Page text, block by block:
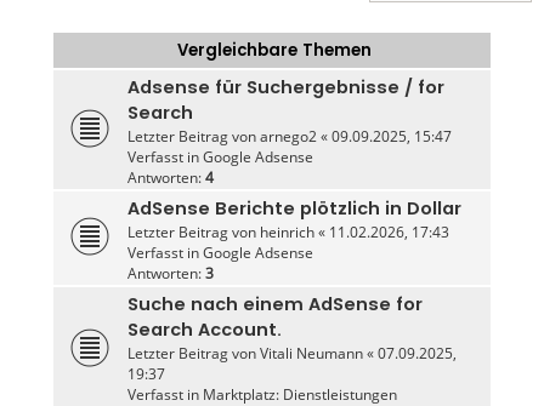
Vergleichbare Themen
Adsense für Suchergebnisse / for
Search
Letzter Beitrag vonarnego2«09.09.2025, 15:47
Verfasst inGoogle Adsense
Antworten:4
AdSense Berichte plötzlich in Dollar
Letzter Beitrag von heinrich« 11.02.2026, 17:43
Verfasst inGoogle Adsense
Antworten:3
Suche nach einem AdSense for
Search Account.
Letzter Beitrag vonVitali Neumann«07.09.2025,
19:37
Verfasst in Marktplatz: Dienstleistungen